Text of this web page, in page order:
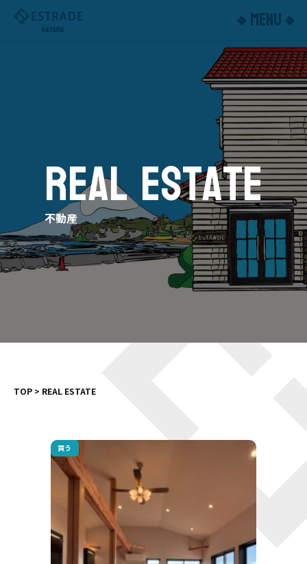
ESTRADE
HAYAMA
MENU
REALESTATE
不動産
TOP > REAL ESTATE
買う